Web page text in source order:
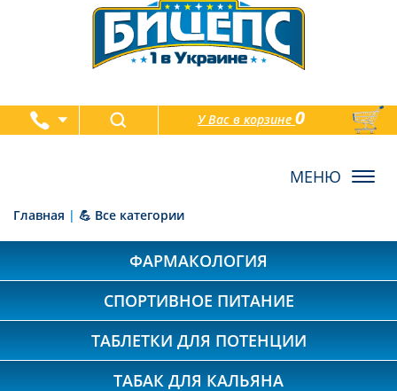
У Вас в корзине0
товаров
Главная | 💪 Все категории
ФАРМАКОЛОГИЯ
СПОРТИВНОЕ ПИТАНИЕ
ТАБЛЕТКИ ДЛЯ ПОТЕНЦИИ
ТАБАК ДЛЯ КАЛЬЯНА